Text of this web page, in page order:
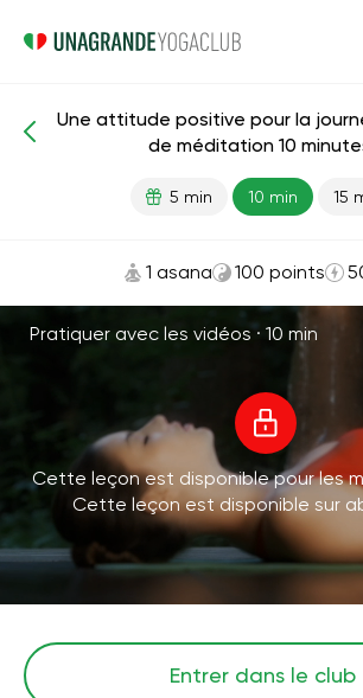
Méditations et respiration Bonheur
Une attitude positive pour la
de méditation 10
5 min 10 min 15
1 asana 100 points
Pratiquer avec les vidéos · 10 min
Cette leçon est disponible pour les
Cette leçon est disponible sur
Entrer dans le club